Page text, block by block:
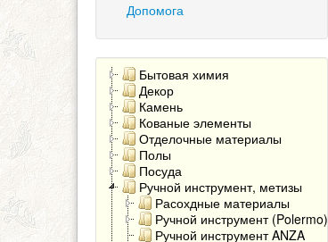
Допомога
Бытовая химия
Декор
Камень
Кованые элементы
Отделочные материалы
Полы
Посуда
Ручной инструмент, метизы
Расохдные материалы
Ручной инструмент (Polermo)
Ручной инструмент ANZA